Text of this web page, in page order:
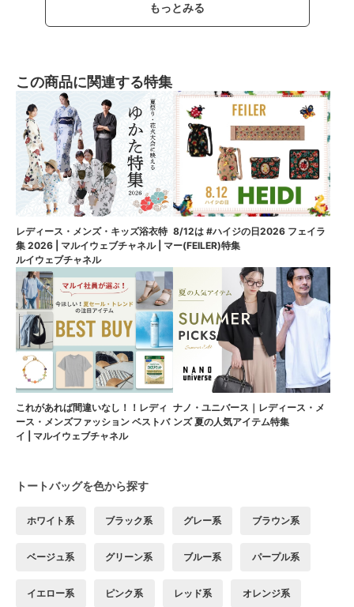
もっとみる
この商品に関連する特集
レディース・メンズ・キッズ浴衣特
集 2026 | マルイウェブチャネル | マ
ルイウェブチャネル
8/12は #ハイジの日2026 フェイラ
ー(FEILER)特集
これがあれば間違いなし！！レディ
ース・メンズファッション ベストバ
イ | マルイウェブチャネル
ナノ・ユニバース｜レディース・メ
ンズ 夏の人気アイテム特集
トートバッグを色から探す
ホワイト系 ブラック系 グレー系 ブラウン系
ベージュ系 グリーン系 ブルー系 パープル系
イエロー系 ピンク系 レッド系 オレンジ系